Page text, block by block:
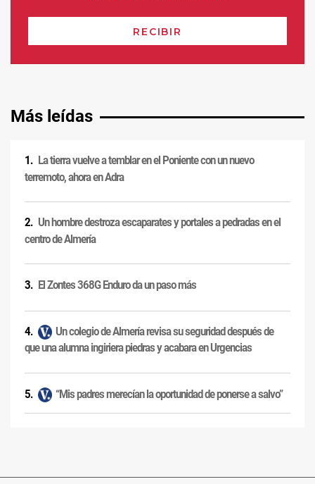
Más leídas
La tierra vuelve a temblar en el Poniente con un nuevo
terremoto, ahora en Adra
Un hombre destroza escaparates y portales a pedradas en el
centro de Almería
El Zontes 368G Enduro da un paso más
Un colegio de Almería revisa su seguridad después de
que una alumna ingiriera piedras y acabara en Urgencias
“Mis padres merecían la oportunidad de ponerse a salvo”